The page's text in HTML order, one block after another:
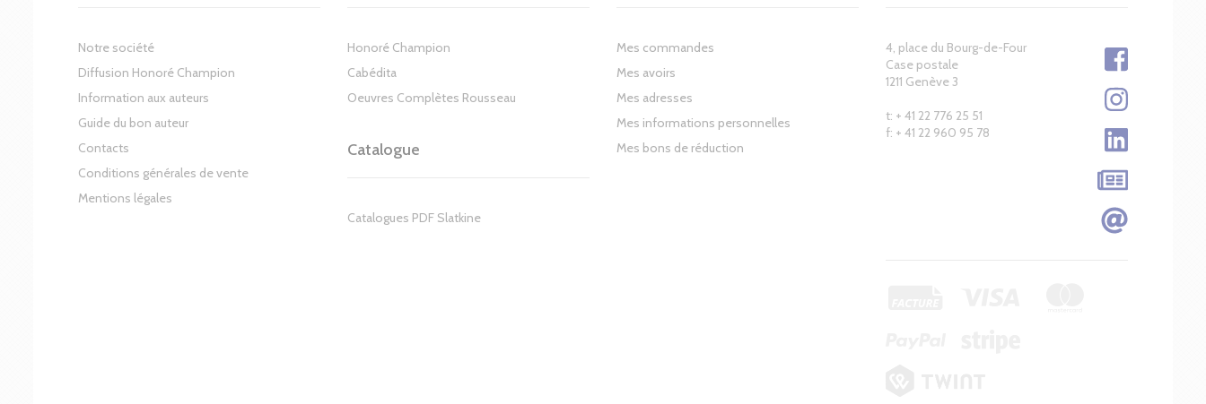
Notre société
Diffusion Honoré Champion
Information aux auteurs
Guide du bon auteur
Contacts
Conditions générales de vente
Mentions légales
Honoré Champion
Cabédita
Oeuvres Complètes Rousseau
Catalogue
Catalogues PDF Slatkine
Mes commandes
Mes avoirs
Mes adresses
Mes informations personnelles
Mes bons de réduction
4, place du Bourg-de-Four
Case postale
1211 Genève 3
t: + 41 22 776 25 51
f: + 41 22 960 95 78